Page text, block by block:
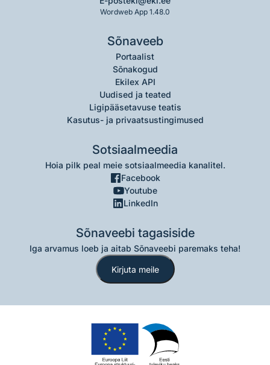
Wordweb App 1.48.0
Sõnaveeb
Portaalist
Sõnakogud
Ekilex API
Uudised ja teated
Ligipääsetavuse teatis
Kasutus- ja privaatsustingimused
Sotsiaalmeedia
Hoia pilk peal meie sotsiaalmeedia kanalitel.
Facebook
Youtube
LinkedIn
Sõnaveebi tagasiside
Iga arvamus loeb ja aitab Sõnaveebi paremaks teha!
Kirjuta meile